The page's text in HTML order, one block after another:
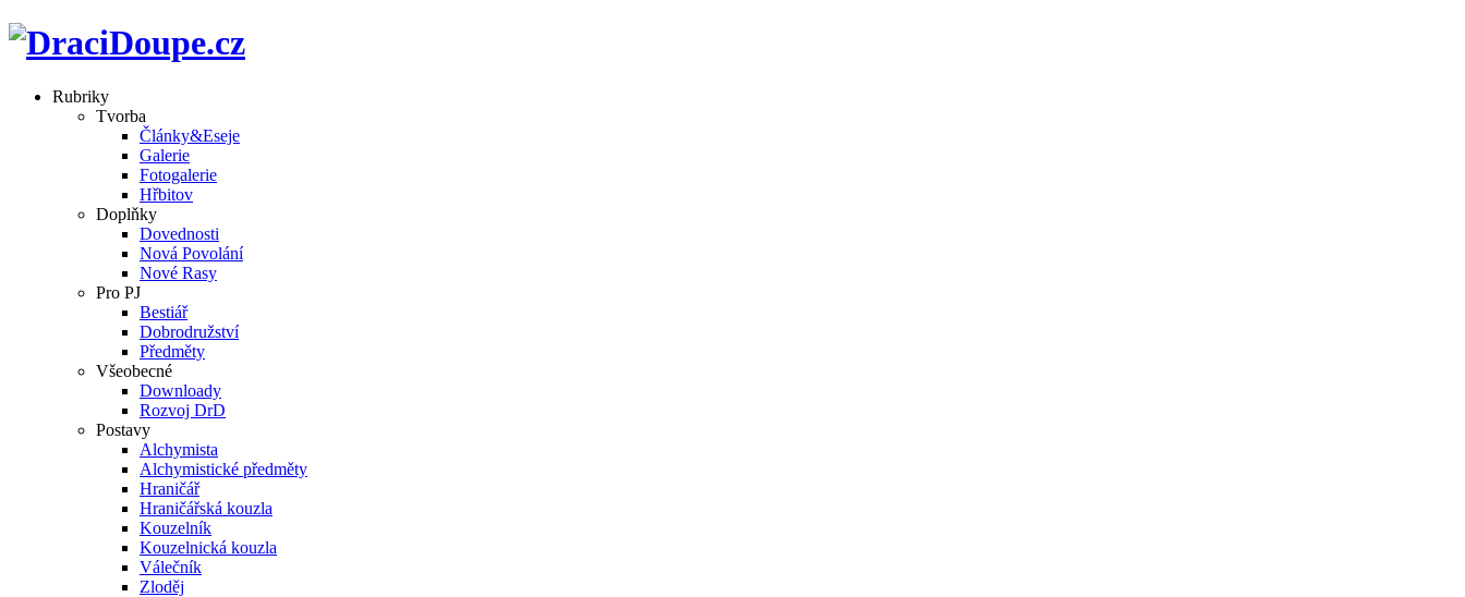
Rubriky
Tvorba
Články&Eseje
Galerie
Fotogalerie
Hřbitov
Doplňky
Dovednosti
Nová Povolání
Nové Rasy
Pro PJ
Bestiář
Dobrodružství
Předměty
Všeobecné
Downloady
Rozvoj DrD
Postavy
Alchymista
Alchymistické předměty
Hraničář
Hraničářská kouzla
Kouzelník
Kouzelnická kouzla
Válečník
Zloděj